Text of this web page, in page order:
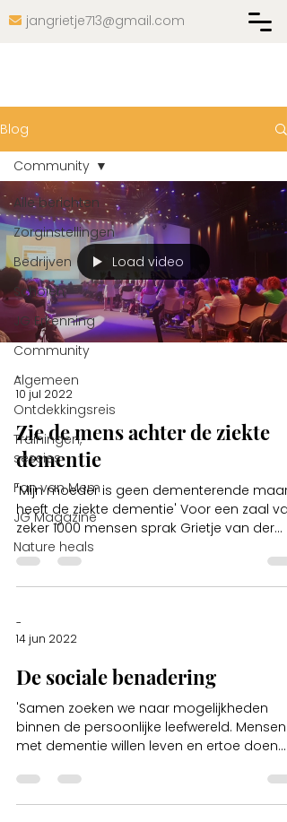
 jangrietje713@gmail.com
Blog
Alle berichten
Zorginstellingen
Bedrijven
Scholen
JG Erkenning
Community
Algemeen
Ontdekkingsreis
Trainingen,
sessies
Fan van Mem
JG Magazine
Nature heals
Community
Load video
-
10 jul 2022
Zie de mens achter de ziekte
dementie
'Mijn moeder is geen dementerende maar
heeft de ziekte dementie' Voor een zaal van
zeker 1000 mensen sprak Grietje van der
Heide deze ...
-
14 jun 2022
De sociale benadering
'Samen zoeken we naar mogelijkheden
binnen de persoonlijke leefwereld. Mensen
met dementie willen leven en ertoe doen.